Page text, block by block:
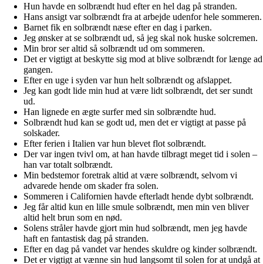
Hun havde en solbrændt hud efter en hel dag på stranden.
Hans ansigt var solbrændt fra at arbejde udenfor hele sommeren.
Barnet fik en solbrændt næse efter en dag i parken.
Jeg ønsker at se solbrændt ud, så jeg skal nok huske solcremen.
Min bror ser altid så solbrændt ud om sommeren.
Det er vigtigt at beskytte sig mod at blive solbrændt for længe ad
gangen.
Efter en uge i syden var hun helt solbrændt og afslappet.
Jeg kan godt lide min hud at være lidt solbrændt, det ser sundt
ud.
Han lignede en ægte surfer med sin solbrændte hud.
Solbrændt hud kan se godt ud, men det er vigtigt at passe på
solskader.
Efter ferien i Italien var hun blevet flot solbrændt.
Der var ingen tvivl om, at han havde tilbragt meget tid i solen –
han var totalt solbrændt.
Min bedstemor foretrak altid at være solbrændt, selvom vi
advarede hende om skader fra solen.
Sommeren i Californien havde efterladt hende dybt solbrændt.
Jeg får altid kun en lille smule solbrændt, men min ven bliver
altid helt brun som en nød.
Solens stråler havde gjort min hud solbrændt, men jeg havde
haft en fantastisk dag på stranden.
Efter en dag på vandet var hendes skuldre og kinder solbrændt.
Det er vigtigt at vænne sin hud langsomt til solen for at undgå at